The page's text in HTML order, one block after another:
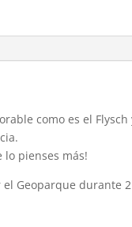
como es el Flysch
pienses más!
Geoparque durante